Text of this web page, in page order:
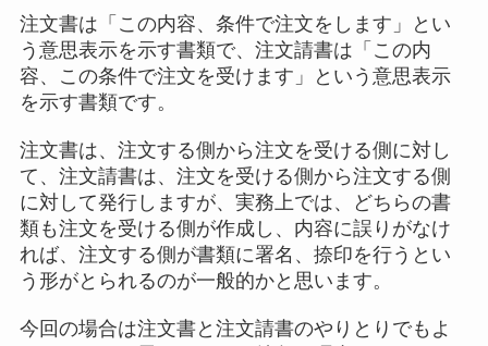
注文書は「この内容、条件で注文をします」とい
う意思表示を示す書類で、注文請書は「この内
容、この条件で注文を受けます」という意思表示
を示す書類です。
注文書は、注文する側から注文を受ける側に対し
て、注文請書は、注文を受ける側から注文する側
に対して発行しますが、実務上では、どちらの書
類も注文を受ける側が作成し、内容に誤りがなけ
れば、注文する側が書類に署名、捺印を行うとい
う形がとられるのが一般的かと思います。
今回の場合は注文書と注文請書のやりとりでもよ